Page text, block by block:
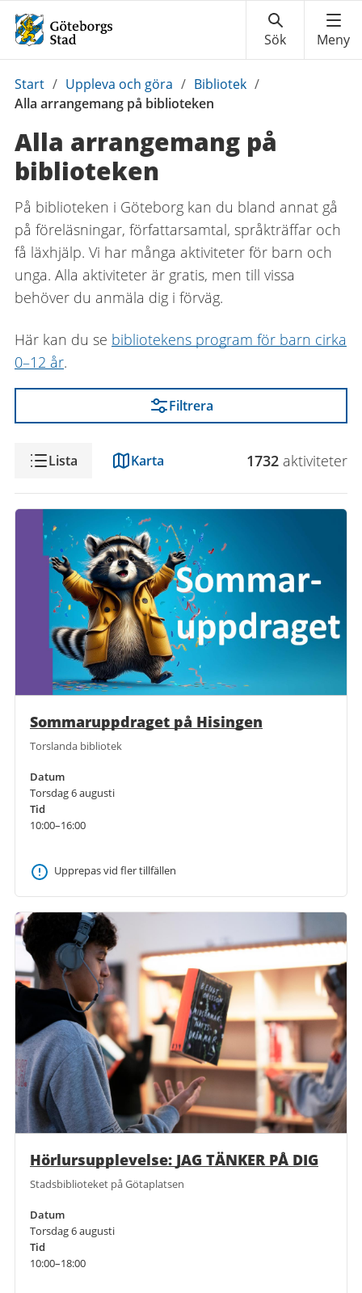
Du
är
Start / Uppleva och göra / Bibliotek /
Alla arrangemang på biblioteken
Alla arrangemang på
biblioteken
På biblioteken i Göteborg kan du bland annat gå
på föreläsningar, författarsamtal, språkträffar och
få läxhjälp. Vi har många aktiviteter för barn och
unga. Alla aktiviteter är gratis, men till vissa
behöver du anmäla dig i förväg.
Här kan du se bibliotekens program för barn cirka
0–12 år.
Filtrera
VisningLista Karta 1732 aktiviteter
Sommaruppdraget på Hisingen
Torslanda bibliotek
Datum
Torsdag 6 augusti
Tid
10:00–16:00
Upprepas vid fler tillfällen
Hörlursupplevelse: JAG TÄNKER PÅ DIG
Stadsbiblioteket på Götaplatsen
Datum
Torsdag 6 augusti
Tid
10:00–18:00